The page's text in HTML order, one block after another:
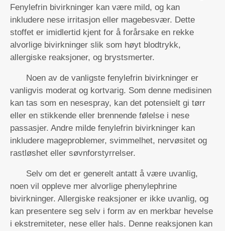
Fenylefrin bivirkninger kan være mild, og kan
inkludere nese irritasjon eller magebesvær. Dette
stoffet er imidlertid kjent for å forårsake en rekke
alvorlige bivirkninger slik som høyt blodtrykk,
allergiske reaksjoner, og brystsmerter.
Noen av de vanligste fenylefrin bivirkninger er
vanligvis moderat og kortvarig. Som denne medisinen
kan tas som en nesespray, kan det potensielt gi tørr
eller en stikkende eller brennende følelse i nese
passasjer. Andre milde fenylefrin bivirkninger kan
inkludere mageproblemer, svimmelhet, nervøsitet og
rastløshet eller søvnforstyrrelser.
Selv om det er generelt antatt å være uvanlig,
noen vil oppleve mer alvorlige phenylephrine
bivirkninger. Allergiske reaksjoner er ikke uvanlig, og
kan presentere seg selv i form av en merkbar hevelse
i ekstremiteter, nese eller hals. Denne reaksjonen kan